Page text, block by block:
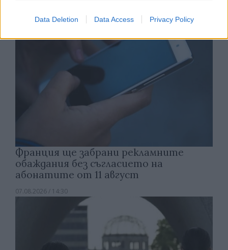
Data Deletion Data Access Privacy Policy
Франция ще забрани рекламните
обаждания без съгласието на
абонатите от 11 август
07.08.2026 / 14:30